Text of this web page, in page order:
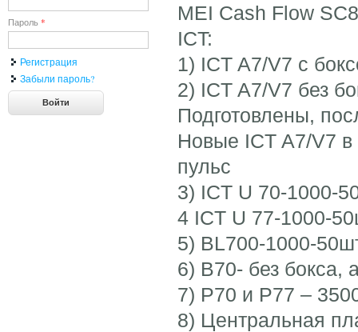
MEI Cash Flow
ICT:
1) ICT A7/V7 с
2) ICT A7/V7 без
Подготовлены,
Новые ICT A7/V7
пульс
3) ICT U 70-1000-
4 ICT U 77-1000-
5) BL700-1000-
6) В70- без бокса,
7) P70 и P77 –
8) Центральная
Пароль *
Регистрация
Забыли пароль?